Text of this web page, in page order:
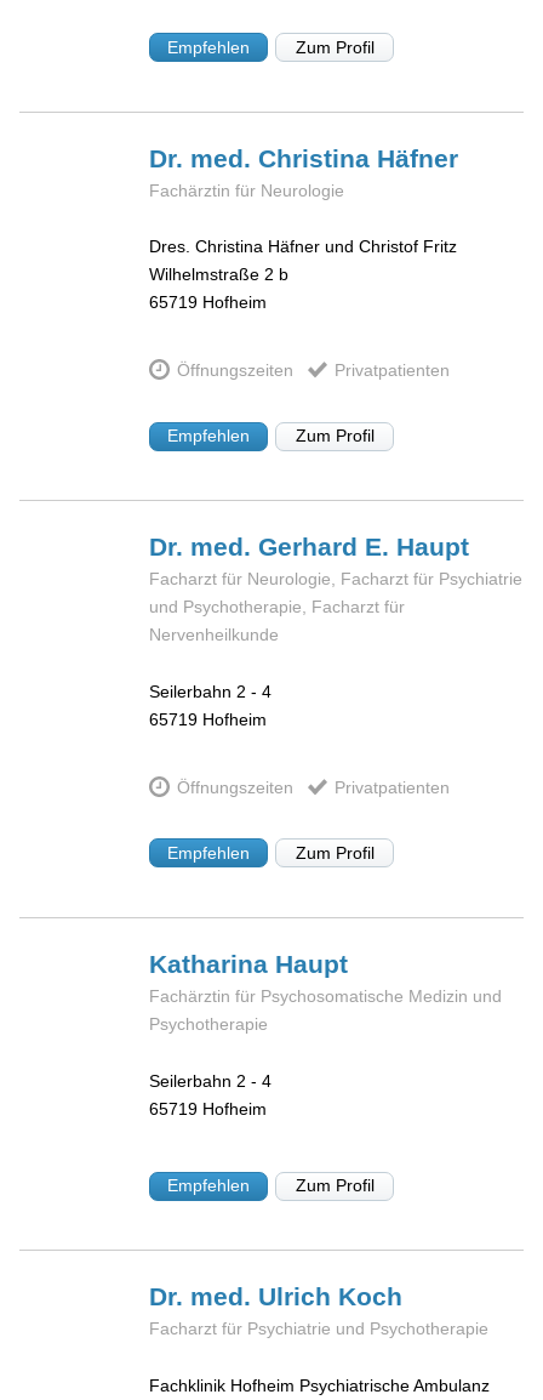
Empfehlen Zum Profil
Dr. med. Christina Häfner
Fachärztin für Neurologie
Dres. Christina Häfner und Christof Fritz
Wilhelmstraße 2 b
65719 Hofheim
Öffnungszeiten Privatpatienten
Empfehlen Zum Profil
Dr. med. Gerhard E. Haupt
Facharzt für Neurologie, Facharzt für Psychiatrie
und Psychotherapie, Facharzt für
Nervenheilkunde
Seilerbahn 2 - 4
65719 Hofheim
Öffnungszeiten Privatpatienten
Empfehlen Zum Profil
Katharina Haupt
Fachärztin für Psychosomatische Medizin und
Psychotherapie
Seilerbahn 2 - 4
65719 Hofheim
Empfehlen Zum Profil
Dr. med. Ulrich Koch
Facharzt für Psychiatrie und Psychotherapie
Fachklinik Hofheim Psychiatrische Ambulanz